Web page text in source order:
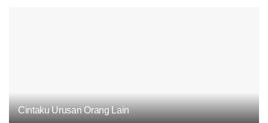
Cintaku Urusan Orang Lain